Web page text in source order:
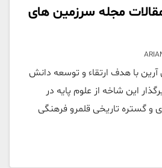
مجله سرزمین های
با هدف ارتقاء و توسعه دانش
این شاخه از علوم پایه در
و گستره تاریخی قلمرو فرهنگی